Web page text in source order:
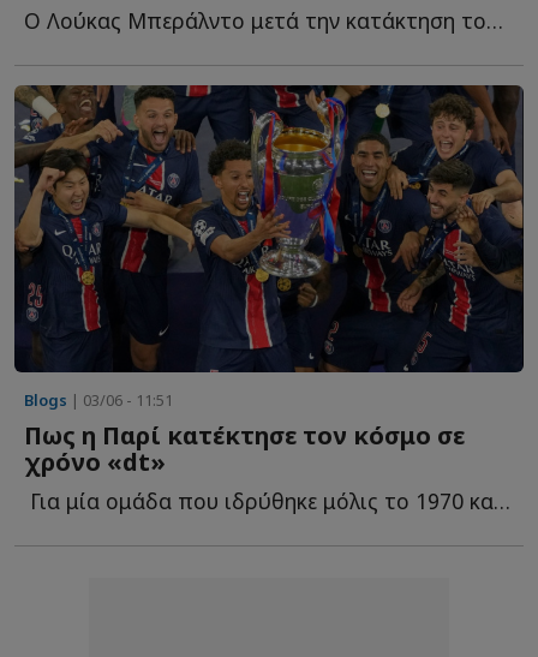
Ο Λούκας Μπεράλντο μετά την κατάκτηση του Champions League μ...
Blogs | 03/06 - 11:51
Πως η Παρί κατέκτησε τον κόσμο σε
χρόνο «dt»
Για μία ομάδα που ιδρύθηκε μόλις το 1970 και που μέχρι τ...